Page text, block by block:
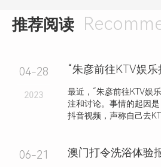
推荐阅读
04-28
2023
“朱彦前往KTV娱
最近，“朱彦前往KTV娱
注和讨论。事情的起因
抖音视频，声称自己去
06-21 澳门打令洗浴体验